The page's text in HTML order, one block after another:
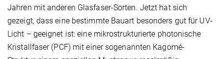
Jahren mit anderen Glasfaser-Sorten. Jetzt hat sich
gezeigt, dass eine bestimmte Bauart besonders gut für UV-
Licht – geeignet ist: eine mikrostrukturierte photonische
Kristallfaser (PCF) mit einer sogenannten Kagomé-